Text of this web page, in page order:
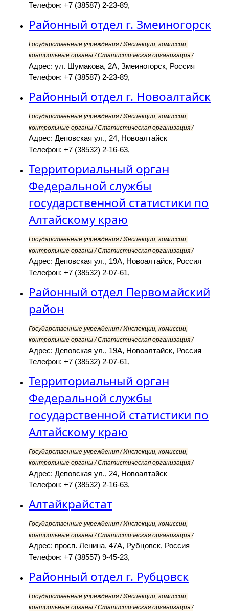
Телефон: +7 (38587) 2-23-89,
Районный отдел г. Змеиногорск
Государственные учреждения / Инспекции, комиссии,
контрольные органы / Статистическая организация /
Адрес: ул. Шумакова, 2А, Змеиногорск, Россия
Телефон: +7 (38587) 2-23-89,
Районный отдел г. Новоалтайск
Государственные учреждения / Инспекции, комиссии,
контрольные органы / Статистическая организация /
Адрес: Деповская ул., 24, Новоалтайск
Телефон: +7 (38532) 2-16-63,
Территориальный орган
Федеральной службы
государственной статистики по
Алтайскому краю
Государственные учреждения / Инспекции, комиссии,
контрольные органы / Статистическая организация /
Адрес: Деповская ул., 19А, Новоалтайск, Россия
Телефон: +7 (38532) 2-07-61,
Районный отдел Первомайский
район
Государственные учреждения / Инспекции, комиссии,
контрольные органы / Статистическая организация /
Адрес: Деповская ул., 19А, Новоалтайск, Россия
Телефон: +7 (38532) 2-07-61,
Территориальный орган
Федеральной службы
государственной статистики по
Алтайскому краю
Государственные учреждения / Инспекции, комиссии,
контрольные органы / Статистическая организация /
Адрес: Деповская ул., 24, Новоалтайск
Телефон: +7 (38532) 2-16-63,
Алтайкрайстат
Государственные учреждения / Инспекции, комиссии,
контрольные органы / Статистическая организация /
Адрес: просп. Ленина, 47А, Рубцовск, Россия
Телефон: +7 (38557) 9-45-23,
Районный отдел г. Рубцовск
Государственные учреждения / Инспекции, комиссии,
контрольные органы / Статистическая организация /